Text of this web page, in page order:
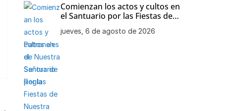
Comienzan los actos y cultos en
el Santuario por las Fiestas de
jueves, 6 de agosto de 2026